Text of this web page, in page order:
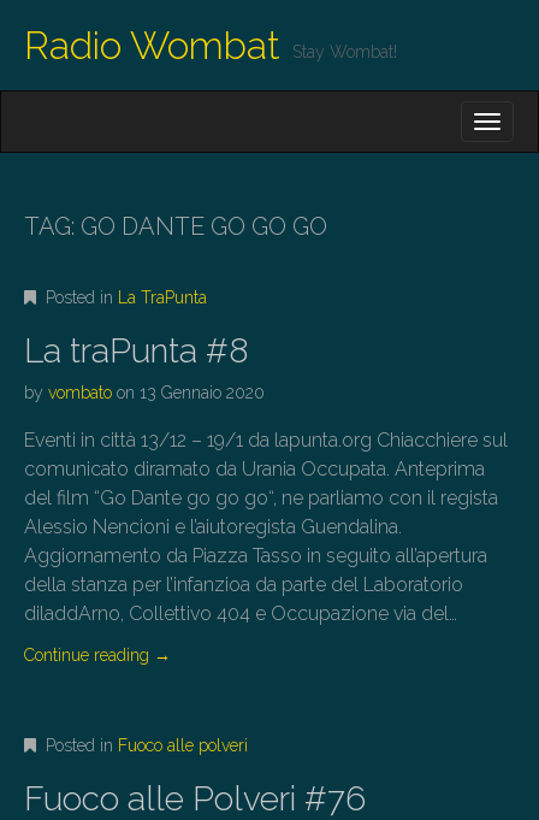
Radio Wombat Stay Wombat!
N
M
N
U
O
C
T
TAG: GO DANTE GO GO GO
Posted in La TraPunta
La traPunta #8
by vombato on 13 Gennaio 2020
Eventi in città 13/12 – 19/1 da lapunta.org Chiacchiere sul
comunicato diramato da Urania Occupata. Anteprima
del film “Go Dante go go go“, ne parliamo con il regista
Alessio Nencioni e l’aiutoregista Guendalina.
Aggiornamento da Piazza Tasso in seguito all’apertura
della stanza per l’infanzioa da parte del Laboratorio
diladdArno, Collettivo 404 e Occupazione via del…
Continue reading →
Posted in Fuoco alle polveri
Fuoco alle Polveri #76